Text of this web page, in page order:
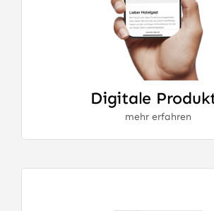
Digitale
mehr erfahren